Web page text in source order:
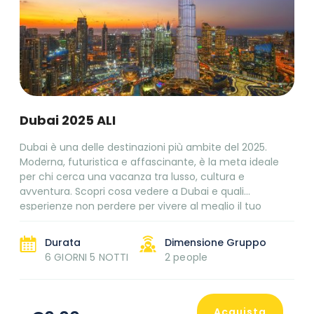
Dubai 2025 ALI
Dubai è una delle destinazioni più ambite del 2025.
Moderna, futuristica e affascinante, è la meta ideale
per chi cerca una vacanza tra lusso, cultura e
avventura. Scopri cosa vedere a Dubai e quali
esperienze non perdere per vivere al meglio il tuo
Durata
6 GIORNI 5 NOTTI
Dimensione Gruppo
2 people